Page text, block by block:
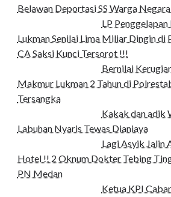
Belawan Deportasi SS Warga
LP
Lukman Senilai Lima Miliar Dingin di
CA Saksi Kunci Tersorot !!!
Bernilai
Makmur Lukman 2 Tahun di
Tersangka
Kakak dan adik
Labuhan Nyaris Tewas Dianiaya
Lagi Asyik Jalin
Hotel !! 2 Oknum Dokter Tebing
PN Medan
Ketua KPI